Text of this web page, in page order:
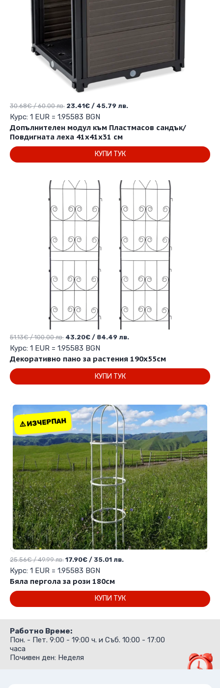
Допълнителен модул към Пластмасов сандък/
Повдигната леха 41х41х31 см
30.68€/ 60.00 лв. Original
price
was:
30.68€
23.41€ / 45.79 лв.
е:
Курс: 1 EUR = 1.95583 BGN
КУПИ ТУК
Декоративно пано за растения 190х55см
51.13€/ 100.00 лв. Original
price
was:
100.00 лв..
43.20€ / 84.49 лв.Текущата
е:
84.49 лв..
Курс: 1 EUR = 1.95583 BGN
КУПИ ТУК
⚠️ ИЗЧЕРПАН
⚠️ ИЗЧЕРПАН
Бяла пергола за рози 180см
25.56€/ 49.99 лв. Original
price
was:
49.99 лв..
17.90€ / 35.01 лв.
/
35.01 лв..
Курс: 1 EUR = 1.95583 BGN
КУПИ ТУК
Работно Време:
Пон. - Пет. 9:00 - 19:00 ч. и Съб. 10:00 - 17:00
часа
Почивен ден: Неделя